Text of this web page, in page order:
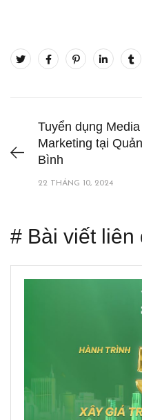
Tuyển dụng Media
Marketing tại
Bình
22 THÁNG 10, 2024
# Bài viết liên